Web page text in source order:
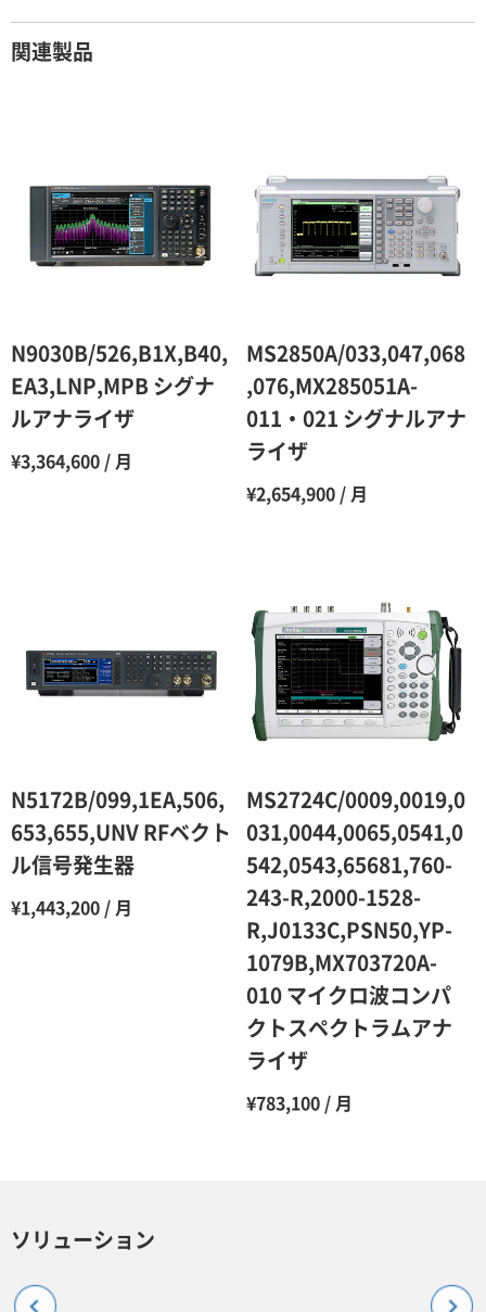
3ヶ月 80％（割引率20％）
4ヶ月 75％（割引率25％）
7ヶ月 60％（割引率 40％）
8ヶ月 55％（割引率45％）
9ヶ月 50％（割引率50％）
48％（割引率52％）
関連製品
N9030B/526,B1X,B40,
EA3,LNP,MPB シグナ
ルアナライザ
¥3,364,600 / 月
MS2850A/033,047,068
,076,MX285051A-
011・021 シグナルアナ
ライザ
¥2,654,900 / 月
N5172B/099,1EA,506,
653,655,UNV RFベクト
ル信号発生器
¥1,443,200 / 月
MS2724C/0009,0019,0
031,0044,0065,0541,0
542,0543,65681,760-
243-R,2000-1528-
R,J0133C,PSN50,YP-
1079B,MX703720A-
010 マイクロ波コンパ
クトスペクトラムアナ
ライザ
¥783,100 / 月
ソリューション